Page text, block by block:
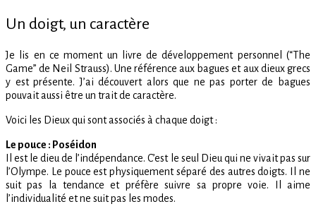
Un doigt, un caractère
Je lis en ce moment un livre de développement personnel (“The
Game” de Neil Strauss). Une référence aux bagues et aux dieux grecs
y est présente. J’ai découvert alors que ne pas porter de bagues
pouvait aussi être un trait de caractère.
Voici les Dieux qui sont associés à chaque doigt :
Le pouce : Poséidon
Il est le dieu de l’indépendance. C’est le seul Dieu qui ne vivait pas sur
l’Olympe. Le pouce est physiquement séparé des autres doigts. Il ne
suit pas la tendance et préfère suivre sa propre voie. Il aime
l’individualité et ne suit pas les modes.